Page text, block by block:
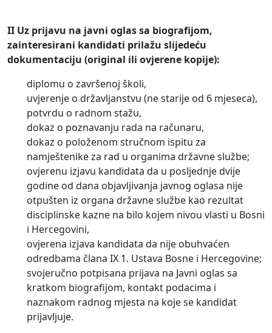
II Uz prijavu na javni oglas sa biografijom,
zainteresirani kandidati prilažu slijedeću
dokumentaciju (original ili ovjerene kopije):
diplomu o završenoj školi,
uvjerenje o državljanstvu (ne starije od 6 mjeseca),
potvrdu o radnom stažu,
dokaz o poznavanju rada na računaru,
dokaz o položenom stručnom ispitu za
namještenike za rad u organima državne službe;
ovjerenu izjavu kandidata da u posljednje dvije
godine od dana objavljivanja javnog oglasa nije
otpušten iz organa državne službe kao rezultat
disciplinske kazne na bilo kojem nivou vlasti u Bosni
i Hercegovini,
ovjerena izjava kandidata da nije obuhvaćen
odredbama člana IX 1. Ustava Bosne i Hercegovine;
svojeručno potpisana prijava na Javni oglas sa
kratkom biografijom, kontakt podacima i
naznakom radnog mjesta na koje se kandidat
prijavljuje.